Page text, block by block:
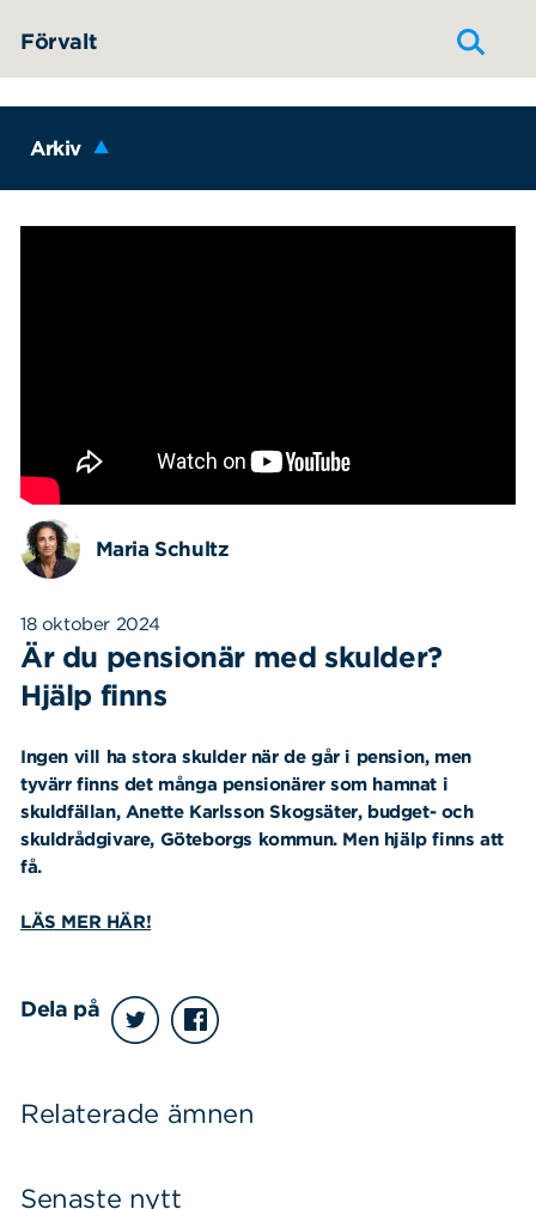
Förvalt
Arkiv
Maria Schultz
18 oktober 2024
Är du pensionär med skulder?
Hjälp finns
Ingen vill ha stora skulder när de går i pension, men
tyvärr finns det många pensionärer som hamnat i
skuldfällan, Anette Karlsson Skogsäter, budget- och
skuldrådgivare, Göteborgs kommun. Men hjälp finns att
få.
LÄS MER HÄR!
Dela på
Relaterade ämnen
Senaste nytt